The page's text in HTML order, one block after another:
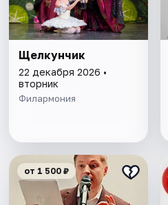
Щелкунчик
22 декабря 2026 •
вторник
Филармония
от 1 500 ₽